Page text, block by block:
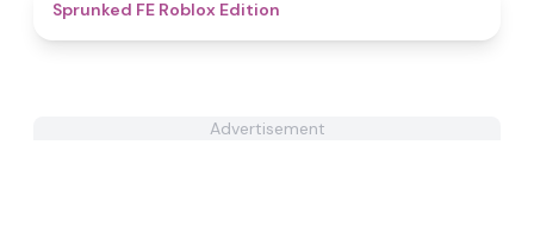
Sprunked FE Roblox Edition
Advertisement